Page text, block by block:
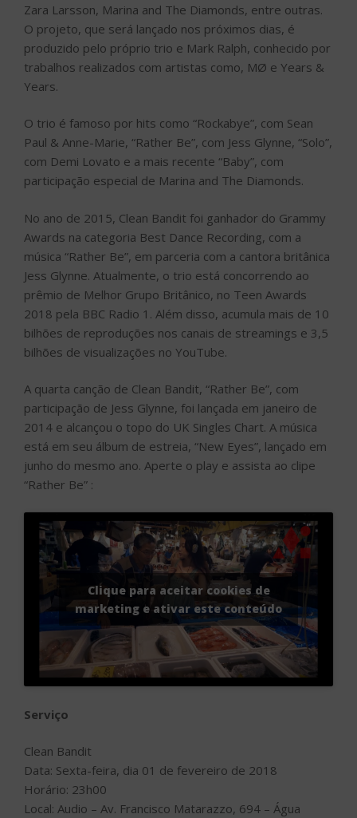
Zara Larsson, Marina and The Diamonds, entre outras.
O projeto, que será lançado nos próximos dias, é
produzido pelo próprio trio e Mark Ralph, conhecido por
trabalhos realizados com artistas como, MØ e Years &
Years.
O trio é famoso por hits como “Rockabye”, com Sean
Paul & Anne-Marie, “Rather Be”, com Jess Glynne, “Solo”,
com Demi Lovato e a mais recente “Baby”, com
participação especial de Marina and The Diamonds.
No ano de 2015, Clean Bandit foi ganhador do Grammy
Awards na categoria Best Dance Recording, com a
música “Rather Be”, em parceria com a cantora britânica
Jess Glynne. Atualmente, o trio está concorrendo ao
prêmio de Melhor Grupo Britânico, no Teen Awards
2018 pela BBC Radio 1. Além disso, acumula mais de 10
bilhões de reproduções nos canais de streamings e 3,5
bilhões de visualizações no YouTube.
A quarta canção de Clean Bandit, “Rather Be”, com
participação de Jess Glynne, foi lançada em janeiro de
2014 e alcançou o topo do UK Singles Chart. A música
está em seu álbum de estreia, “New Eyes”, lançado em
junho do mesmo ano. Aperte o play e assista ao clipe
“Rather Be” :
Clique para aceitar cookies de
marketing e ativar este conteúdo
Serviço
Clean Bandit
Data: Sexta-feira, dia 01 de fevereiro de 2018
Horário: 23h00
Local: Audio – Av. Francisco Matarazzo, 694 – Água